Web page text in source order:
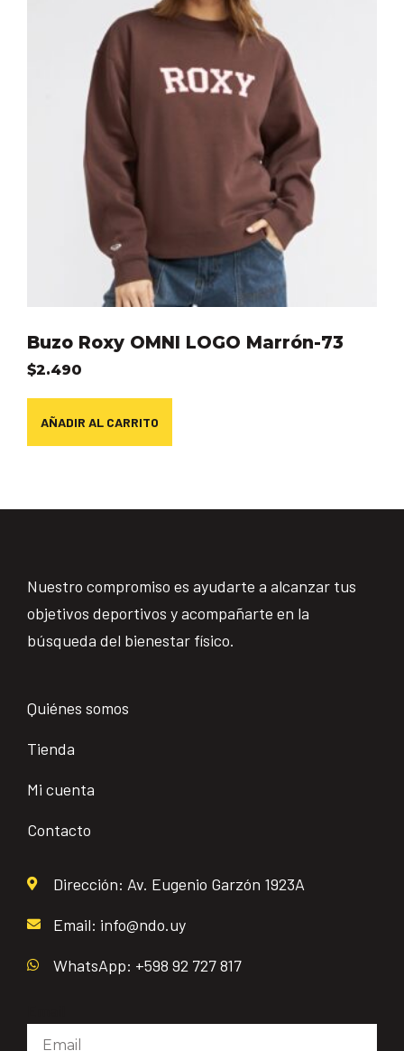
Buzo Roxy OMNI LOGO Marrón-73
$2.490
AÑADIR AL CARRITO
Nuestro compromiso es ayudarte a alcanzar tus
objetivos deportivos y acompañarte en la
búsqueda del bienestar físico.
Quiénes somos
Tienda
Mi cuenta
Contacto
Dirección: Av. Eugenio Garzón 1923A
Email: info@ndo.uy
WhatsApp: +598 92 727 817